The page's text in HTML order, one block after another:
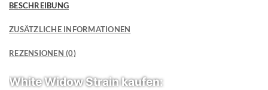
BESCHREIBUNG
ZUSÄTZLICHE INFORMATIONEN
REZENSIONEN (0)
White Widow Strain kaufen: